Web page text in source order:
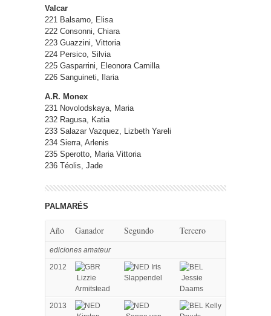
Valcar
221 Balsamo, Elisa
222 Consonni, Chiara
223 Guazzini, Vittoria
224 Persico, Silvia
225 Gasparrini, Eleonora Camilla
226 Sanguineti, Ilaria
A.R. Monex
231 Novolodskaya, Maria
232 Ragusa, Katia
233 Salazar Vazquez, Lizbeth Yareli
234 Sierra, Arlenis
235 Sperotto, Maria Vittoria
236 Téolis, Jade
PALMARÉS
Año Ganador Segundo Tercero
ediciones amateur
2012
Lizzie
Armitstead
Iris
Slappendel
Jessie
Daams
2013
Kelly